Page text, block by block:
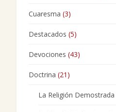
Cuaresma (3)
Destacados (5)
Devociones (43)
Doctrina (21)
La Religión Demostrada